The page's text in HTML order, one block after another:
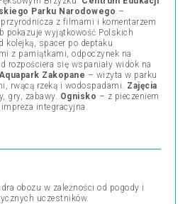
Parku Narodowego –
z filmami i komentarzem
pokazuje wyjątkowość Polskich
kolejką, spacer po deptaku
z pamiątkami, odpoczynek na
rozpościera się wspaniały widok na
Zakopane – wizyta w parku
rwącą rzeką i wodospadami. Zajęcia
gry, zabawy. Ognisko – z pieczeniem
integracyjna.
obozu w zależności od pogody i
uczestników.